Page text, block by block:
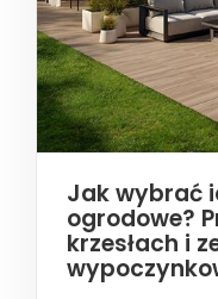
Jak wybrać
ogrodowe?
krzesłach i